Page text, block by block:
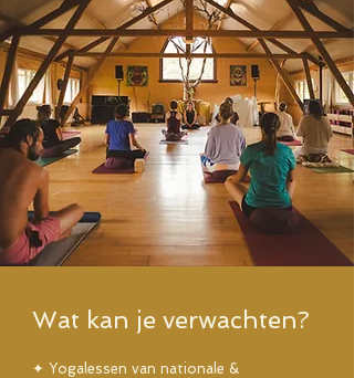
Wat kan je verwachten?
✦ Yogalessen van nationale &